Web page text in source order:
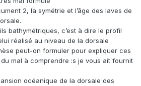
2, la symétrie et l’âge des laves de
bathymétriques, c’est à dire le profil
réalisé au niveau de la dorsale
peut-on formuler pour expliquer ces
mal à comprendre :s je vous ait fournit
océanique de la dorsale des